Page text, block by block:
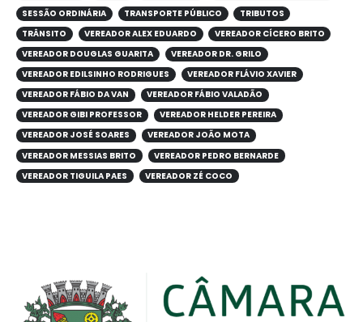
SESSÃO ORDINÁRIA
TRANSPORTE PÚBLICO
TRIBUTOS
TRÂNSITO
VEREADOR ALEX EDUARDO
VEREADOR CÍCERO BRITO
VEREADOR DOUGLAS GUARITA
VEREADOR DR. GRILO
VEREADOR EDILSINHO RODRIGUES
VEREADOR FLÁVIO XAVIER
VEREADOR FÁBIO DA VAN
VEREADOR FÁBIO VALADÃO
VEREADOR GIBI PROFESSOR
VEREADOR HELDER PEREIRA
VEREADOR JOSÉ SOARES
VEREADOR JOÃO MOTA
VEREADOR MESSIAS BRITO
VEREADOR PEDRO BERNARDE
VEREADOR TIGUILA PAES
VEREADOR ZÉ COCO